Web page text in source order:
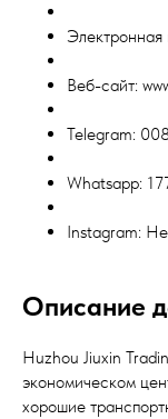
Электронная
Веб-сайт:
Telegram:
Whatsapp:
Instagram:
Описание
Huzhou Jiuxin
экономическом
хорошие